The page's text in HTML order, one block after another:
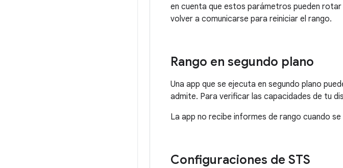
en cuenta que estos parámetros pueden rotar
volver a comunicarse para reiniciar el rango.
Rango en segundo plano
Una app que se ejecuta en segundo plano
admite. Para verificar las capacidades de tu
La app no recibe informes de rango cuando
Configuraciones de STS